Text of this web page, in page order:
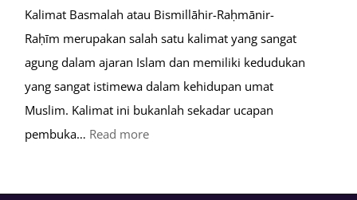
Kalimat Basmalah atau Bismillāhir-Raḥmānir-
Raḥīm merupakan salah satu kalimat yang sangat
agung dalam ajaran Islam dan memiliki kedudukan
yang sangat istimewa dalam kehidupan umat
Muslim. Kalimat ini bukanlah sekadar ucapan
pembuka… Read more: